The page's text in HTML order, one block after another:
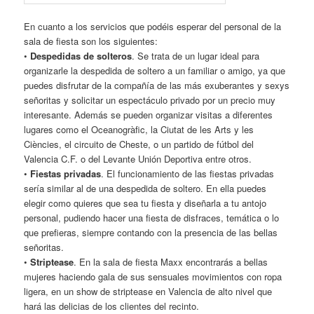
En cuanto a los servicios que podéis esperar del personal de la
sala de fiesta son los siguientes:
• Despedidas de solteros. Se trata de un lugar ideal para
organizarle la despedida de soltero a un familiar o amigo, ya que
puedes disfrutar de la compañía de las más exuberantes y sexys
señoritas y solicitar un espectáculo privado por un precio muy
interesante. Además se pueden organizar visitas a diferentes
lugares como el Oceanogràfic, la Ciutat de les Arts y les
Ciències, el circuito de Cheste, o un partido de fútbol del
Valencia C.F. o del Levante Unión Deportiva entre otros.
• Fiestas privadas. El funcionamiento de las fiestas privadas
sería similar al de una despedida de soltero. En ella puedes
elegir como quieres que sea tu fiesta y diseñarla a tu antojo
personal, pudiendo hacer una fiesta de disfraces, temática o lo
que prefieras, siempre contando con la presencia de las bellas
señoritas.
•Striptease. En la sala de fiesta Maxx encontrarás a bellas
mujeres haciendo gala de sus sensuales movimientos con ropa
ligera, en un show de striptease en Valencia de alto nivel que
hará las delicias de los clientes del recinto.